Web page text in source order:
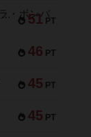
51 PT
キャプテン・フリップ：イスラ・ボンバ
46 PT
45 PT
45 PT